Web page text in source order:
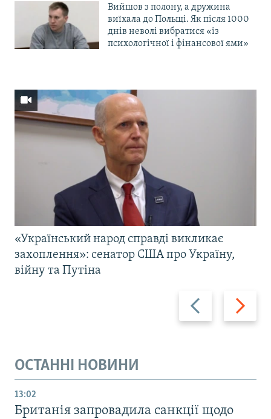
Вийшов з полону, а дружина
виїхала до Польщі. Як після 1000
днів неволі вибратися «із
психологічної і фінансової ями»
Назад Вперед
«Український народ справді викликає
захоплення»: сенатор США про Україну,
війну та Путіна
ОСТАННІ НОВИНИ
13:02
Британія запровадила санкції щодо